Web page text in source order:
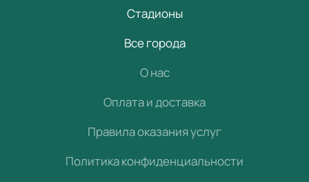
Стадионы
Все города
О нас
Оплата и доставка
Правила оказания услуг
Политика конфиденциальности